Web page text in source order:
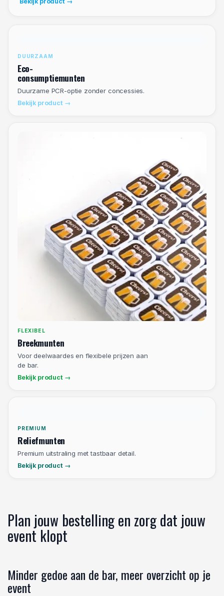
DUURZAAM
consumptiemunten
Duurzame PCR-optie zonder concessies.
Breekmunten
Voor deelwaardes en flexibele prijzen aan
de bar.